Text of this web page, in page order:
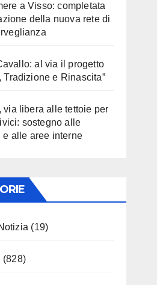
a Visso: completata
della nuova rete di
al via il progetto
Tradizione e Rinascita”
via libera alle tettoie per
sostegno alle
e alle aree interne
(19)
(828)